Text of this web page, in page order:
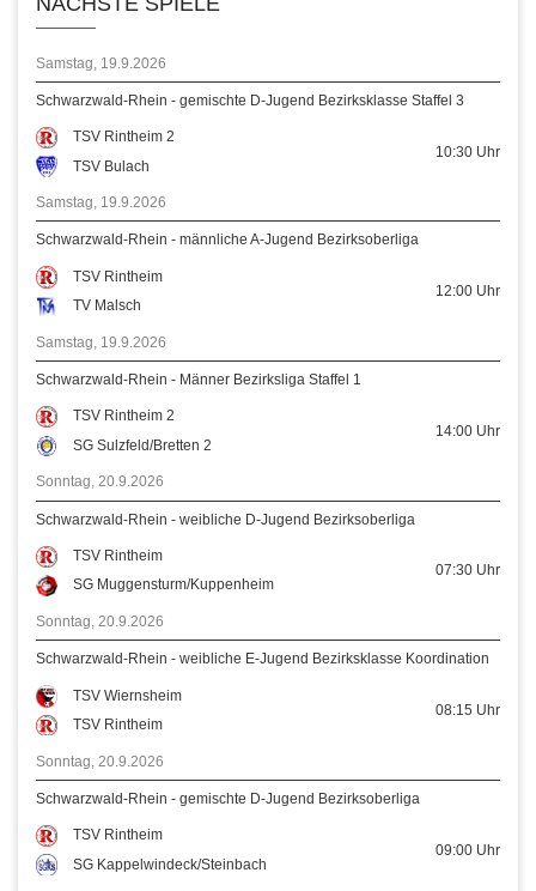
Samstag, 19.9.2026
Schwarzwald-Rhein - gemischte D-Jugend Bezirksklasse Staffel 3
TSV Rintheim 2
TSV Bulach
10:30 Uhr
Samstag, 19.9.2026
Schwarzwald-Rhein - männliche A-Jugend Bezirksoberliga
TSV Rintheim
TV Malsch
12:00 Uhr
Samstag, 19.9.2026
Schwarzwald-Rhein - Männer Bezirksliga Staffel 1
TSV Rintheim 2
SG Sulzfeld/Bretten 2
14:00 Uhr
Sonntag, 20.9.2026
Schwarzwald-Rhein - weibliche D-Jugend Bezirksoberliga
TSV Rintheim
SG Muggensturm/Kuppenheim
07:30 Uhr
Sonntag, 20.9.2026
Schwarzwald-Rhein - weibliche E-Jugend Bezirksklasse Koordination
TSV Wiernsheim
TSV Rintheim
08:15 Uhr
Sonntag, 20.9.2026
Schwarzwald-Rhein - gemischte D-Jugend Bezirksoberliga
TSV Rintheim
SG Kappelwindeck/Steinbach
09:00 Uhr